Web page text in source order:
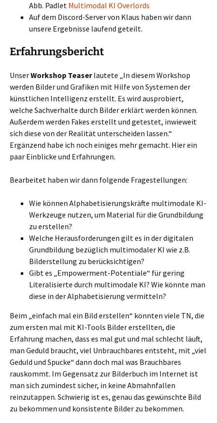
Abb. Padlet Multimodal KI Overlords
Auf dem Discord-Server von Klaus haben wir dann
unsere Ergebnisse laufend geteilt.
Erfahrungsbericht
UnserWorkshop Teaserlautete „In diesem Workshop
werden Bilder und Grafiken mit Hilfe von Systemen der
künstlichen Intelligenz erstellt. Es wird ausprobiert,
welche Sachverhalte durch Bilder erklärt werden können.
Außerdem werden Fakes erstellt und getestet, inwieweit
sich diese von der Realität unterscheiden lassen.“
Ergänzend habe ich noch einiges mehr gemacht. Hier ein
paar Einblicke und Erfahrungen.
Bearbeitet haben wir dann folgende Fragestellungen:
Wie können Alphabetisierungskräfte multimodale KI-
Werkzeuge nutzen, um Material für die Grundbildung
zu erstellen?
Welche Herausforderungen gilt es in der digitalen
Grundbildung bezüglich multimodaler KI wie z.B.
Bilderstellung zu berücksichtigen?
Gibt es „Empowerment-Potentiale“ für gering
Literalisierte durch multimodale KI? Wie könnte man
diese in der Alphabetisierung vermitteln?
Beim „einfach mal ein Bild erstellen“ konnten viele TN, die
zum ersten mal mit KI-Tools Bilder erstellten, die
Erfahrung machen, dass es mal gut und mal schlecht läuft,
man Geduld braucht, viel Unbrauchbares entsteht, mit „viel
Geduld und Spucke“ dann doch mal was Brauchbares
rauskommt. Im Gegensatz zur Bilderbuch im Internet ist
man sich zumindest sicher, in keine Abmahnfallen
reinzutappen. Schwierig ist es, genau das gewünschte Bild
zu bekommen und konsistente Bilder zu bekommen.